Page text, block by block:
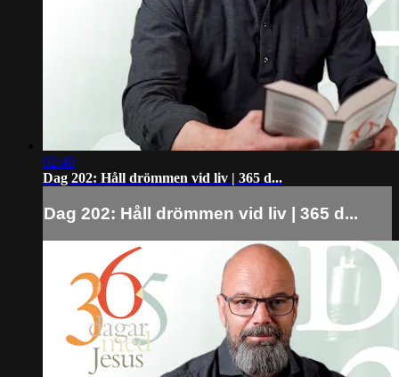
02:40
Dag 202: Håll drömmen vid liv | 365 d...
Dag 202: Håll drömmen vid liv | 365 d...